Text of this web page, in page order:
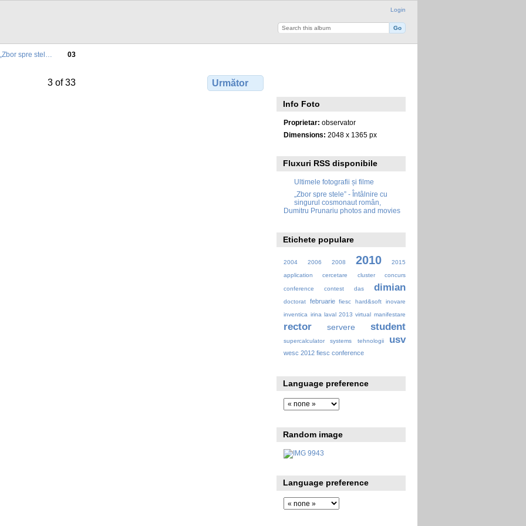
Login
„Zbor spre stel… 03
3 of 33 Următor
Info Foto
Proprietar: observator
Dimensions: 2048 x 1365 px
Fluxuri RSS disponibile
Ultimele fotografii și filme
„Zbor spre stele” - Întâlnire cu
singurul cosmonaut român,
Dumitru Prunariu photos and movies
Etichete populare
2004 2006 2008 2010
2015
application
cercetare cluster concurs
conference contest das dimian
doctorat februarie fiesc hard&soft
inovare
inventica irina laval 2013 virtual manifestare
rector servere student
supercalculator systems tehnologii usv
wesc 2012 fiesc conference
Language preference
Random image
Language preference